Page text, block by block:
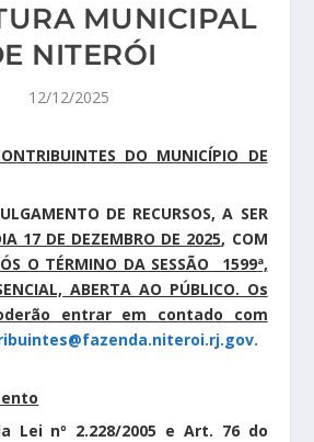
MUNICIPAL
NITERÓI
12/12/2025
DO MUNICÍPIO DE
DE RECURSOS, A SER
17 DE DEZEMBRO DE 2025, COM
O TÉRMINO DA SESSÃO 1599ª,
ABERTA AO PÚBLICO. Os
entrar em contado com
Lei nº 2.228/2005 e Art. 76 do